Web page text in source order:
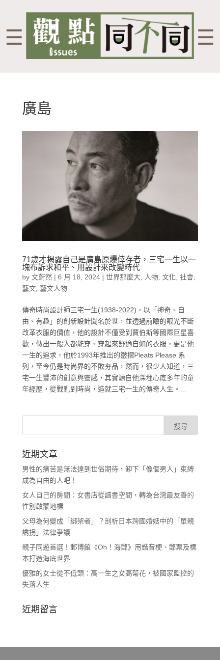
☰ ☰
廣島
71歲才揭露自己是廣島原爆倖存者，三宅一生以一
塊布訴求和平、用設計來改變時代
by 文蔚然| 6 月 18, 2024| 世界那麼大, 人物, 文化, 社會,
藝文, 藝文人物
傳奇時尚設計師三宅一生(1938-2022)，以「神奇、自
由、有趣」的創新設計聞名於世，並透過前瞻的眼光不斷
改革衣服的價值，他的設計不僅受到賈伯斯等國際巨星喜
歡，做出一般人都能穿、穿起來舒適自如的衣服，更是他
一生的追求，他於1993年推出的皺摺Pleats Please 系
列，至今仍是時尚界的不敗夯品，然而，很少人知道，三
宅一生豐沛的創意與靈感，其實源自他深埋心底多年的童
年經歷，從戰亂到時尚，造就三宅一生的傳奇人生。...
近期文章
男性的痛苦是無法達到世俗期待，卸下「像個男人」束縛
成為自由的人吧！
女人自己的房間：女書店從讀書空間，轉為台灣最友善的
性別啟蒙地標
父母為何變成「綁架者」？剖析日本跨國婚姻中的「單親
誘拐」法律爭議
親子同遊首選！郵博館《Oh！海郵》用諧音梗、郵票及標
本打造海底世界
優雅的女士從不低頭：高一生之女高菊花，被國家監控的
失落人生
近期留言